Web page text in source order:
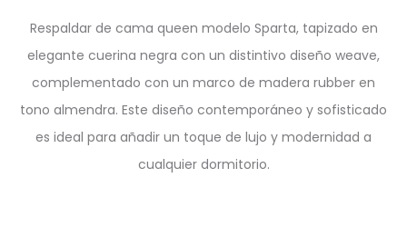
Respaldar de cama queen modelo Sparta, tapizado en
elegante cuerina negra con un distintivo diseño weave,
complementado con un marco de madera rubber en
tono almendra. Este diseño contemporáneo y sofisticado
es ideal para añadir un toque de lujo y modernidad a
cualquier dormitorio.